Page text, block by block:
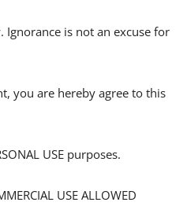
is not an excuse for
you are hereby agree to this
USE purposes.
USE ALLOWED